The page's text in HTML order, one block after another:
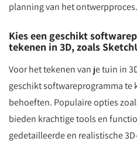
planning van het ontwerpproces.
Kies een geschikt
tekenen in 3D, zoals
Voor het tekenen van je tuin in
geschikt softwareprogramma te
behoeften. Populaire opties
bieden krachtige tools en
gedetailleerde en realistische